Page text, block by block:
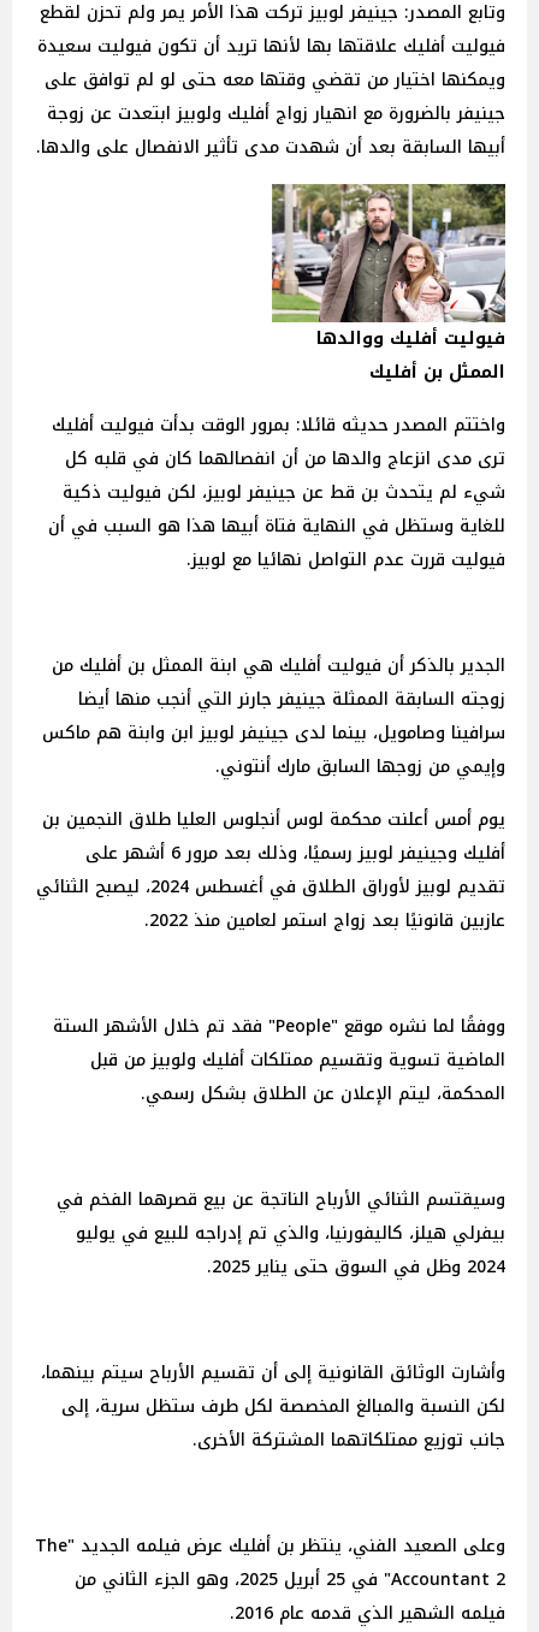
وتابع المصدر: جينيفر لوبيز تركت هذا الأمر يمر ولم تحزن لقطع
فيوليت أفليك علاقتها بها لأنها تريد أن تكون فيوليت سعيدة
ويمكنها اختيار من تقضي وقتها معه حتى لو لم توافق على
جينيفر بالضرورة مع انهيار زواج أفليك ولوبيز ابتعدت عن زوجة
أبيها السابقة بعد أن شهدت مدى تأثير الانفصال على والدها.
فيوليت أفليك ووالدها
الممثل بن أفليك
واختتم المصدر حديثه قائلا: بمرور الوقت بدأت فيوليت أفليك
ترى مدى انزعاج والدها من أن انفصالهما كان في قلبه كل
شيء لم يتحدث بن قط عن جينيفر لوبيز، لكن فيوليت ذكية
للغاية وستظل في النهاية فتاة أبيها هذا هو السبب في أن
فيوليت قررت عدم التواصل نهائيا مع لوبيز.
الجدير بالذكر أن فيوليت أفليك هي ابنة الممثل بن أفليك من
زوجته السابقة الممثلة جينيفر جارنر التي أنجب منها أيضا
سرافينا وصامويل، بينما لدى جينيفر لوبيز ابن وابنة هم ماكس
وإيمي من زوجها السابق مارك أنتوني.
يوم أمس أعلنت محكمة لوس أنجلوس العليا طلاق النجمين بن
أفليك وجينيفر لوبيز رسميًا، وذلك بعد مرور 6 أشهر على
تقديم لوبيز لأوراق الطلاق في أغسطس 2024، ليصبح الثنائي
عازبين قانونيًا بعد زواج استمر لعامين منذ 2022.
ووفقًا لما نشره موقع "People" فقد تم خلال الأشهر الستة
الماضية تسوية وتقسيم ممتلكات أفليك ولوبيز من قبل
المحكمة، ليتم الإعلان عن الطلاق بشكل رسمي.
وسيقتسم الثنائي الأرباح الناتجة عن بيع قصرهما الفخم في
بيفرلي هيلز، كاليفورنيا، والذي تم إدراجه للبيع في يوليو
2024 وظل في السوق حتى يناير 2025.
وأشارت الوثائق القانونية إلى أن تقسيم الأرباح سيتم بينهما،
لكن النسبة والمبالغ المخصصة لكل طرف ستظل سرية، إلى
جانب توزيع ممتلكاتهما المشتركة الأخرى.
وعلى الصعيد الفني، ينتظر بن أفليك عرض فيلمه الجديد "The
Accountant 2" في 25 أبريل 2025، وهو الجزء الثاني من
فيلمه الشهير الذي قدمه عام 2016.